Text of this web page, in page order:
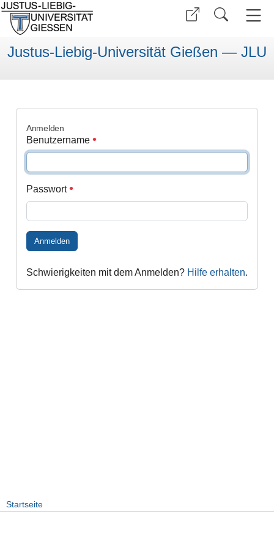
Justus-Liebig-Universität Gießen — JLU
Anmelden
Benutzername
Passwort
Anmelden
Schwierigkeiten mit dem Anmelden? Hilfe erhalten.
Startseite